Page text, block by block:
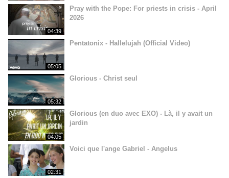
04:39
Pray with the Pope: For priests in crisis - April
2026
05:05
Pentatonix - Hallelujah (Official Video)
05:32
Glorious - Christ seul
04:05
Glorious (en duo avec EXO) - Là, il y avait un
jardin
02:31
Voici que l'ange Gabriel - Angelus